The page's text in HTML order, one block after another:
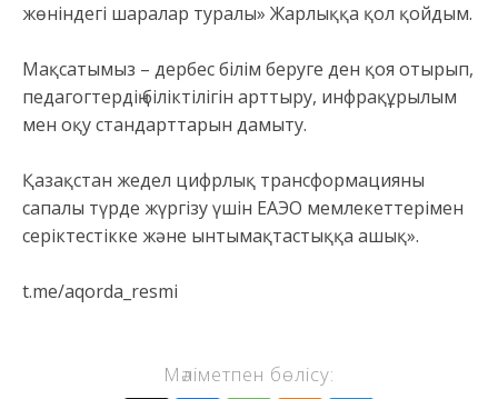
жөніндегі шаралар туралы» Жарлыққа қол қойдым.
Мақсатымыз – дербес білім беруге ден қоя отырып,
педагогтердің біліктілігін арттыру, инфрақұрылым
мен оқу стандарттарын дамыту.
Қазақстан жедел цифрлық трансформацияны
сапалы түрде жүргізу үшін ЕАЭО мемлекеттерімен
серіктестікке және ынтымақтастыққа ашық».
t.me/aqorda_resmi
Мәліметпен бөлісу: